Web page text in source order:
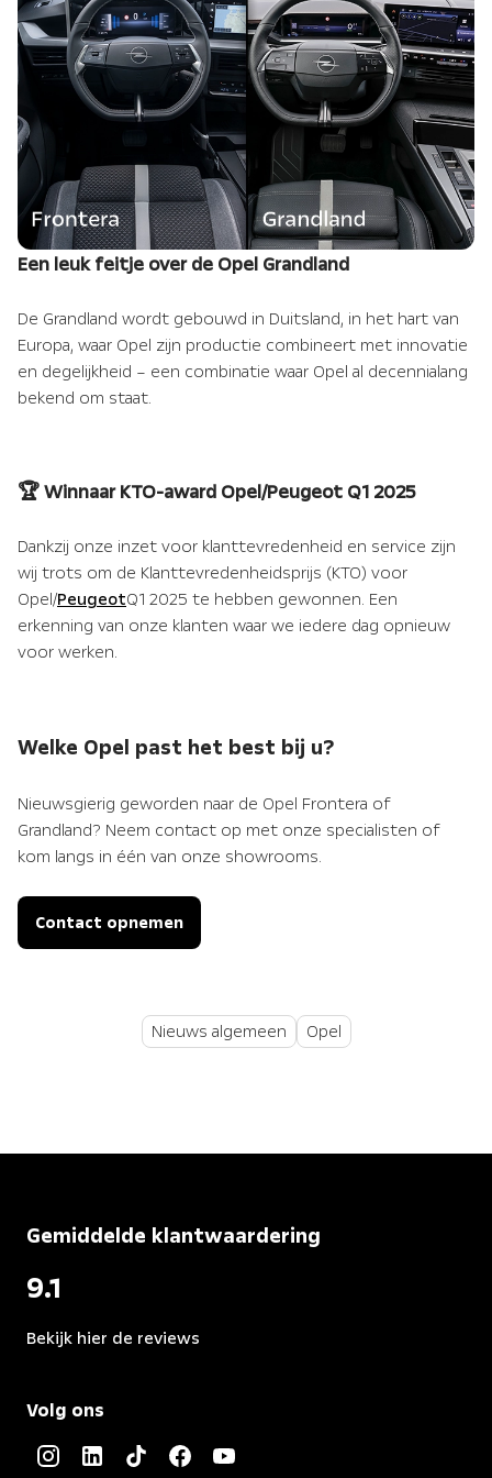
Een leuk feitje over de Opel Grandland
De Grandland wordt gebouwd in Duitsland, in het hart van
Europa, waar Opel zijn productie combineert met innovatie
en degelijkheid – een combinatie waar Opel al decennialang
bekend om staat.
🏆 Winnaar KTO-award Opel/Peugeot Q1 2025
Dankzij onze inzet voor klanttevredenheid en service zijn
wij trots om de Klanttevredenheidsprijs (KTO) voor
Opel/PeugeotQ1 2025 te hebben gewonnen. Een
erkenning van onze klanten waar we iedere dag opnieuw
voor werken.
Welke Opel past het best bij u?
Nieuwsgierig geworden naar de Opel Frontera of
Grandland? Neem contact op met onze specialisten of
kom langs in één van onze showrooms.
Contact opnemen
Nieuws algemeen Opel
Gemiddelde klantwaardering
9.1
Bekijk hier de reviews
van
sterren
Volg ons